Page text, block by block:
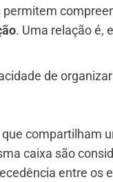
. Uma relação é,
de
compartilham
caixa são
entre os